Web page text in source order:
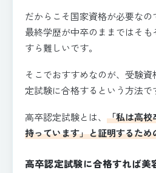
だからこそ国家資格が必要なの
最終学歴が中卒のままではそも
すら難しいです。
そこでおすすめなのが、受験
定試験に合格するという方法で
高卒認定試験とは、 「私は高校
持っています」と証明するため
高卒認定試験に合格すれば美